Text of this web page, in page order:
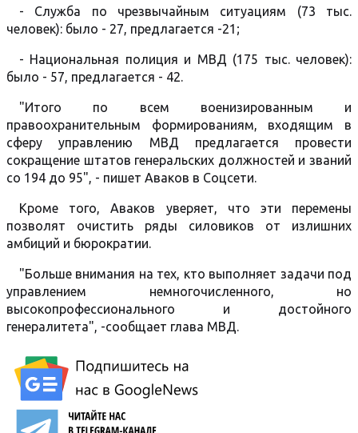
- Служба по чрезвычайным ситуациям (73 тыс.
человек): было - 27, предлагается -21;
- Национальная полиция и МВД (175 тыс. человек):
было - 57, предлагается - 42.
"Итого по всем военизированным и
правоохранительным формированиям, входящим в
сферу управлению МВД предлагается провести
сокращение штатов генеральских должностей и званий
со 194 до 95", - пишет Аваков в Соцсети.
Кроме того, Аваков уверяет, что эти перемены
позволят очистить ряды силовиков от излишних
амбиций и бюрократии.
"Больше внимания на тех, кто выполняет задачи под
управлением немногочисленного, но
высокопрофессионального и достойного
генералитета", -сообщает глава МВД.